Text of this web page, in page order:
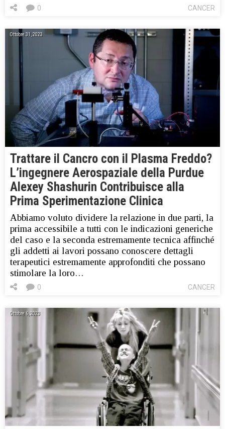
CANCER
0
Ottobre 31, 2023
Trattare il Cancro con il Plasma Freddo?
L’ingegnere Aerospaziale della Purdue
Alexey Shashurin Contribuisce alla
Prima Sperimentazione Clinica
Abbiamo voluto dividere la relazione in due parti, la
prima accessibile a tutti con le indicazioni generiche
del caso e la seconda estremamente tecnica affinché
gli addetti ai lavori possano conoscere dettagli
terapeutici estremamente approfonditi che possano
stimolare la loro…
CANCER
0
Ottobre 6, 2023